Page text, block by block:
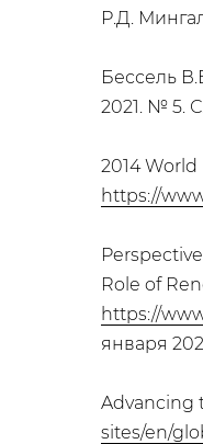
Р.Д.
Бессель
2021. № 5.
2014
https://
Role of
https://
января
Advancing
sites/en/